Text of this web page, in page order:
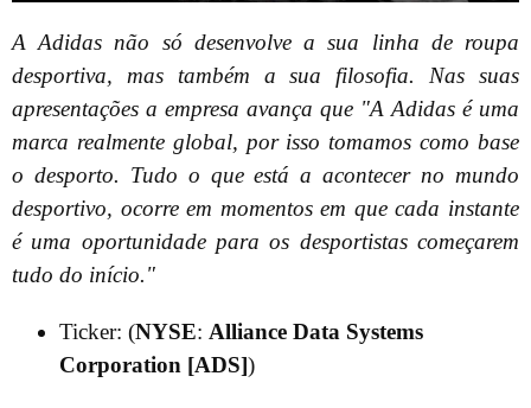
A Adidas não só desenvolve a sua linha de roupa
desportiva, mas também a sua filosofia. Nas suas
apresentações a empresa avança que "A Adidas é uma
marca realmente global, por isso tomamos como base
o desporto. Tudo o que está a acontecer no mundo
desportivo, ocorre em momentos em que cada instante
é uma oportunidade para os desportistas começarem
tudo do início."
Ticker: (NYSE: Alliance Data Systems
Corporation [ADS])